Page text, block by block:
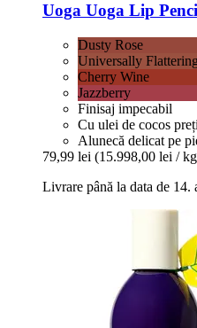
Uoga Uoga Lip
Dusty Rose
Universally Flattering
Cherry Wine
Jazzberry
Finisaj impecabil
Cu ulei de cocos
Alunecă delicat pe
79,99 lei (15.998,00 lei /
Livrare până la data de 14.